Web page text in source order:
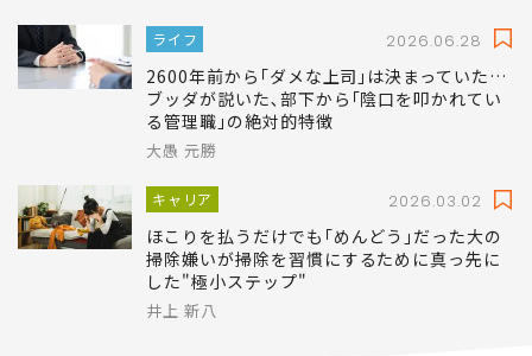
ライフ 2026.06.28
2600年前から｢ダメな上司｣は決まっていた…
ブッダが説いた､部下から｢陰口を叩かれてい
る管理職｣の絶対的特徴
大愚 元勝
キャリア 2026.03.02
ほこりを払うだけでも｢めんどう｣だった大の
掃除嫌いが掃除を習慣にするために真っ先に
した"極小ステップ"
井上 新八